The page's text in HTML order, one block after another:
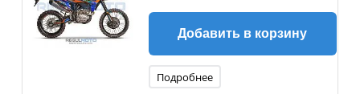
Добавить в корзину
Подробнее